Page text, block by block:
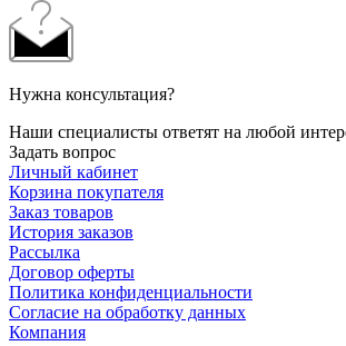
Нужна консультация?
Наши специалисты ответят на любой
Задать вопрос
Личный кабинет
Корзина покупателя
Заказ товаров
История заказов
Рассылка
Договор оферты
Политика конфиденциальности
Согласие на обработку данных
Компания